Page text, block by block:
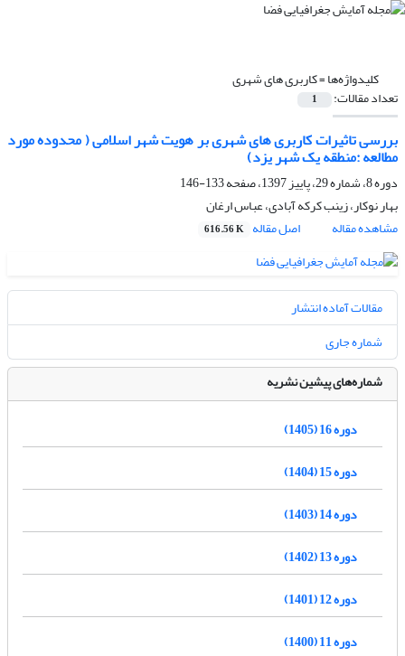
کلیدواژه‌ها =کاربری های شهری
تعداد مقالات: 1
بررسی تاثیرات کاربری های شهری بر هویت شهر اسلامی ( محدوده مورد
مطالعه :منطقه یک شهر یزد)
دوره 8، شماره 29، پاییز 1397، صفحه
133-146
بهار نوکار، زینب کرکه آبادی، عباس ارغان
مشاهده مقاله
اصل مقاله 616.56 K
مقالات آماده انتشار
شماره جاری
شماره‌های پیشین نشریه
دوره 16 (1405)
دوره 15 (1404)
دوره 14 (1403)
دوره 13 (1402)
دوره 12 (1401)
دوره 11 (1400)